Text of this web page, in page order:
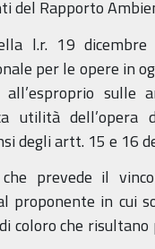
del Rapporto
l.r. 19
per le opere in
sulle
utilità dell’opera
degli artt. 15 e 16
prevede il
proponente in cui
coloro che